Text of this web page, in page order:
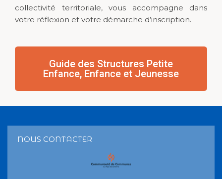
collectivité territoriale, vous accompagne dans
votre réflexion et votre démarche d’inscription.
Guide des Structures Petite
Enfance, Enfance et Jeunesse
NOUS CONTACTER